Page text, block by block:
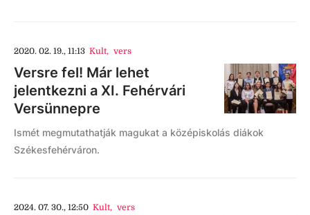
2020. 02. 19., 11:13 Kult, vers
Versre fel! Már lehet
jelentkezni a XI. Fehérvári
Versünnepre
Ismét megmutathatják magukat a középiskolás diákok
Székesfehérváron.
2024. 07. 30., 12:50 Kult, vers